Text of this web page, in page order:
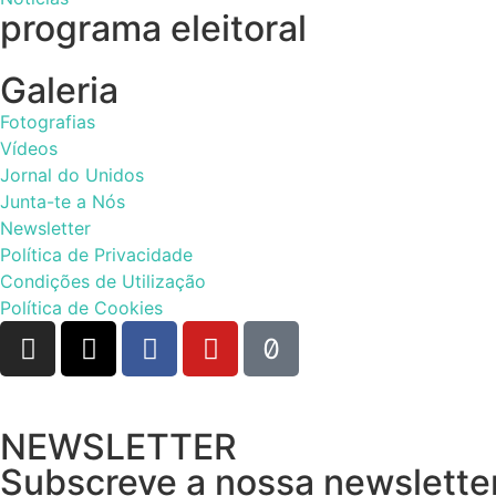
programa eleitoral
Galeria
Fotografias
Vídeos
Jornal do Unidos
Junta-te a Nós
Newsletter
Política de Privacidade
Condições de Utilização
Política de Cookies
NEWSLETTER
Subscreve a nossa